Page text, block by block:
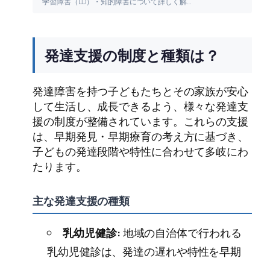
発達支援の制度と種類は？
発達障害を持つ子どもたちとその家族が安心
して生活し、成長できるよう、様々な発達支
援の制度が整備されています。これらの支援
は、早期発見・早期療育の考え方に基づき、
子どもの発達段階や特性に合わせて多岐にわ
たります。
主な発達支援の種類
乳幼児健診:地域の自治体で行われる
乳幼児健診は、発達の遅れや特性を早期